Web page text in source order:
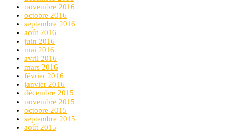
novembre 2016
octobre 2016
septembre 2016
août 2016
juin 2016
mai 2016
avril 2016
mars 2016
février 2016
janvier 2016
décembre 2015
novembre 2015
octobre 2015
septembre 2015
août 2015